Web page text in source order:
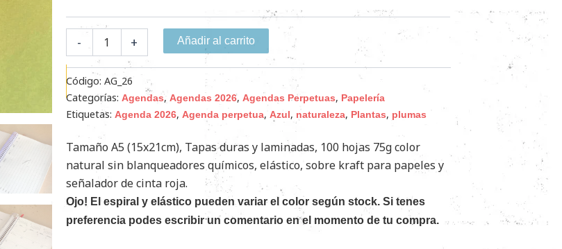
- + Añadir al carrito
Código: AG_26
Categorías: Agendas, Agendas 2026, Agendas Perpetuas, Papelería
Etiquetas: Agenda 2026, Agenda perpetua, Azul, naturaleza, Plantas, plumas
Tamaño A5 (15x21cm), Tapas duras y laminadas, 100 hojas 75g color
natural sin blanqueadores químicos, elástico, sobre kraft para papeles y
señalador de cinta roja.
Ojo! El espiral y elástico pueden variar el color según stock. Si tenes
preferencia podes escribir un comentario en el momento de tu compra.